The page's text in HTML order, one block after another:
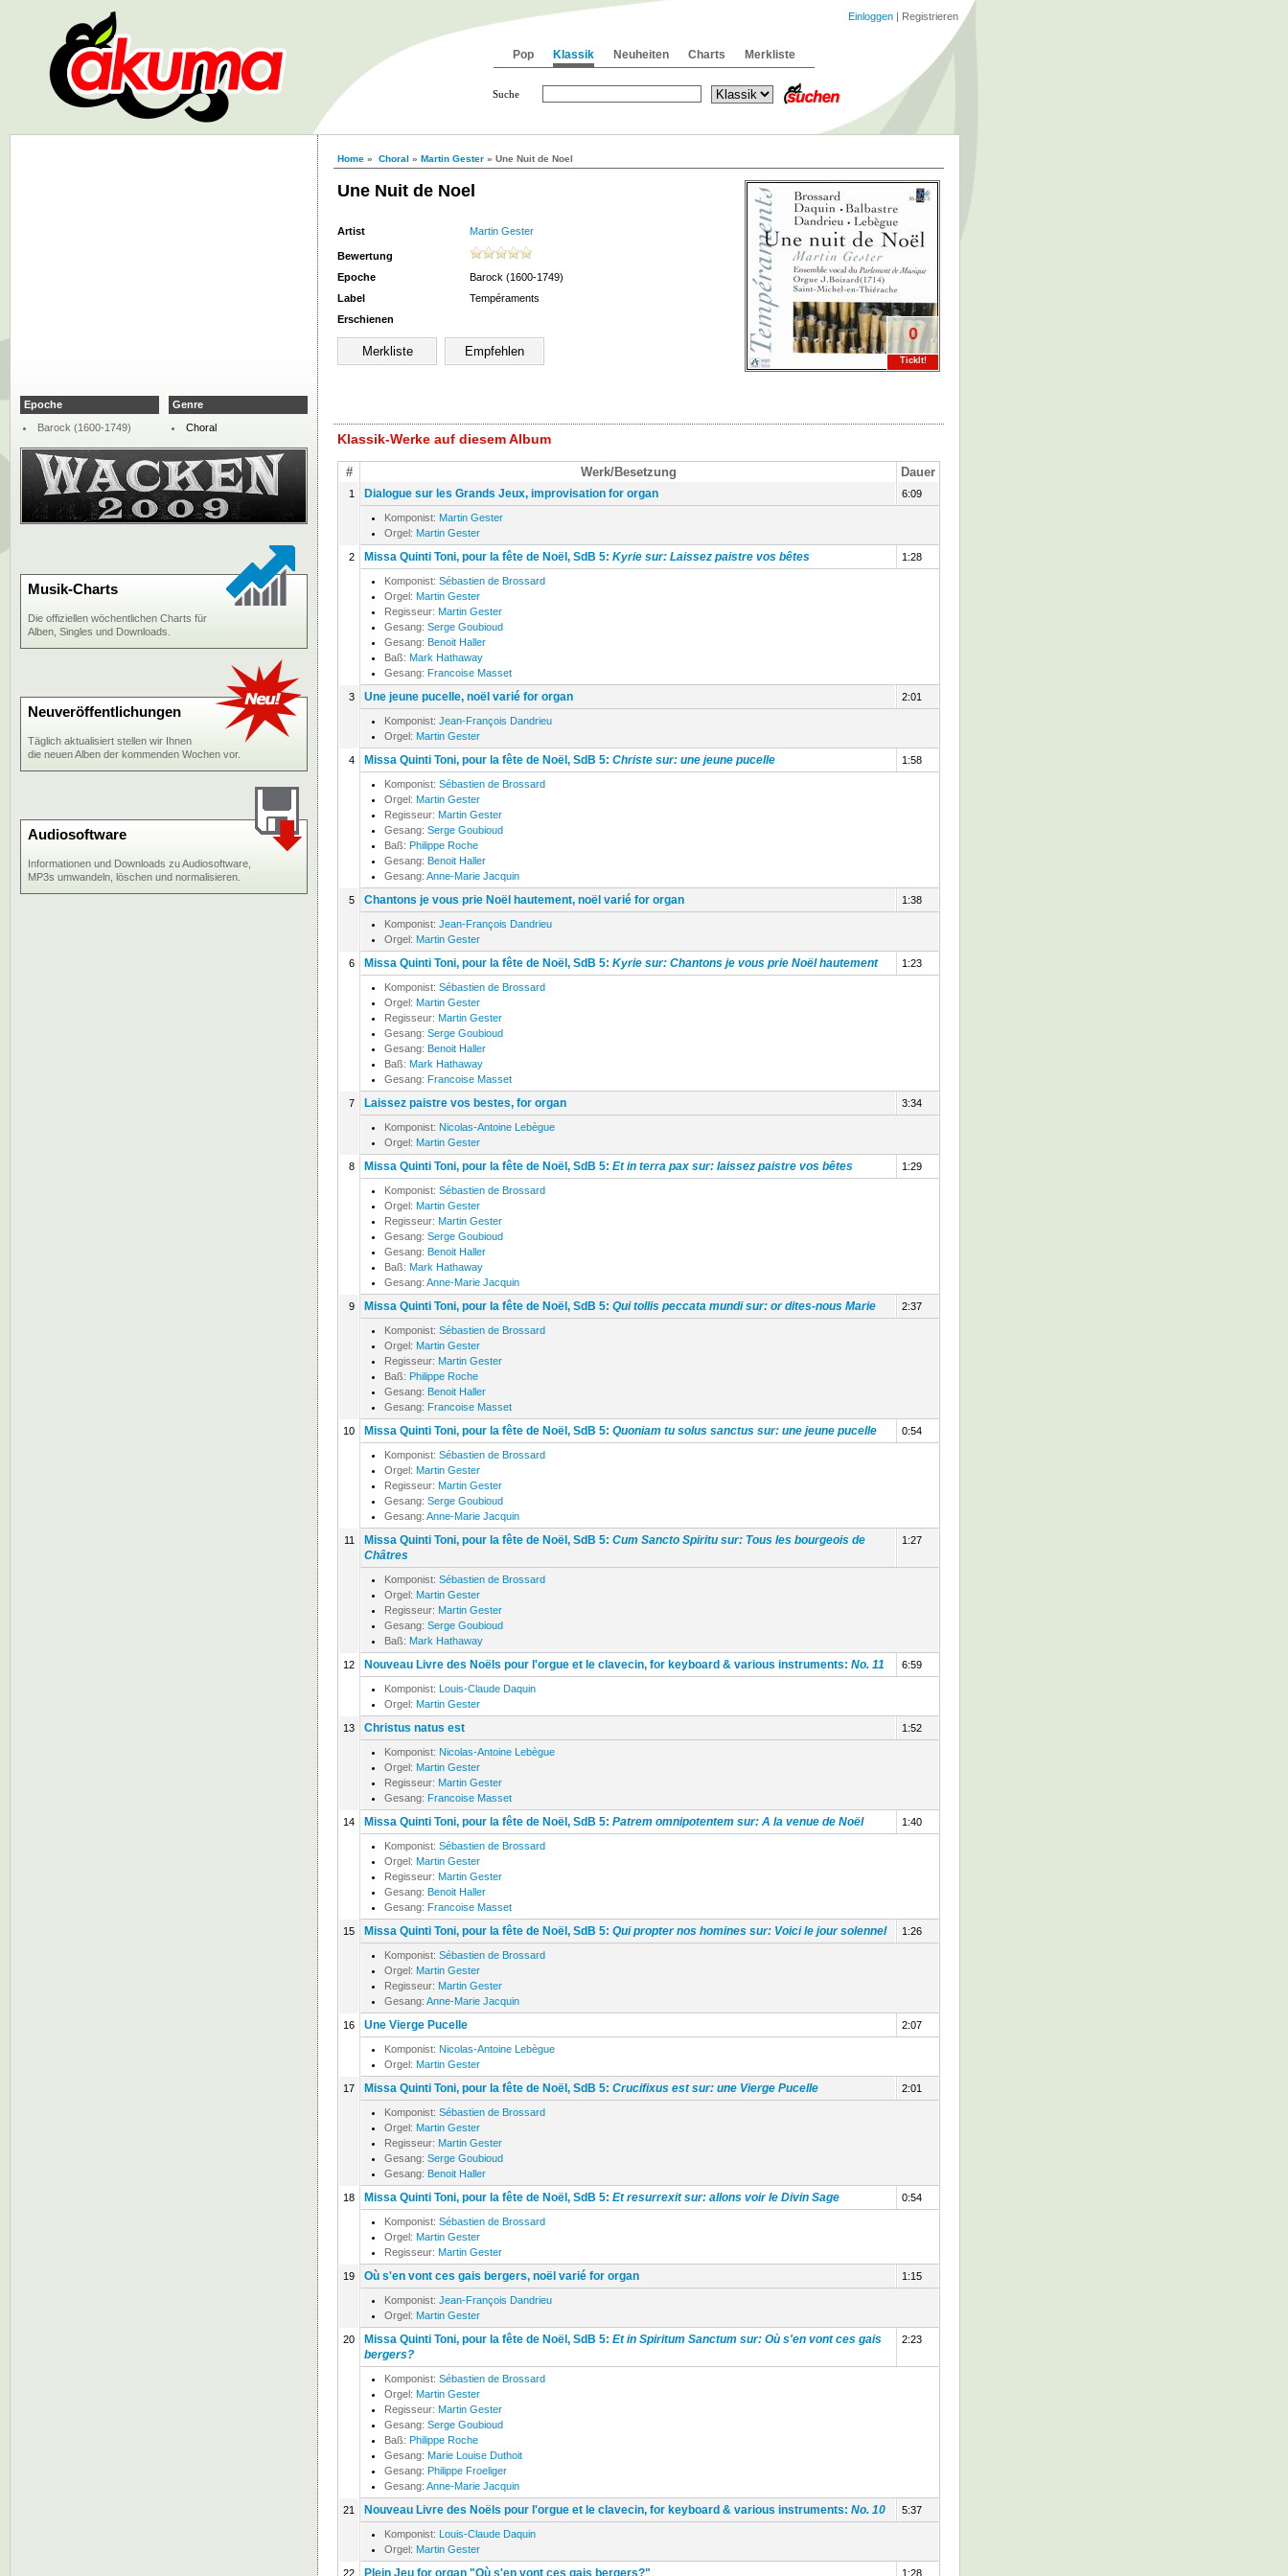
Home » Choral » Martin Gester » Une Nuit de Noel
Une Nuit de Noel
0
TickIt!
Artist Martin Gester
Bewertung
Epoche
Barock (1600-1749)
Label
Tempéraments
Erschienen
Klassik-Werke auf diesem Album
# Werk/Besetzung Dauer
1 Dialogue sur les Grands Jeux, improvisation for organ 6:09
Komponist: Martin Gester
Orgel: Martin Gester
2 Missa Quinti Toni, pour la fête de Noël, SdB 5: Kyrie sur: Laissez paistre vos bêtes 1:28
Komponist: Sébastien de Brossard
Orgel: Martin Gester
Regisseur: Martin Gester
Gesang: Serge Goubioud
Gesang: Benoit Haller
Baß: Mark Hathaway
Gesang: Francoise Masset
3 Une jeune pucelle, noël varié for organ 2:01
Komponist: Jean-François Dandrieu
Orgel: Martin Gester
4 Missa Quinti Toni, pour la fête de Noël, SdB 5: Christe sur: une jeune pucelle 1:58
Komponist: Sébastien de Brossard
Orgel: Martin Gester
Regisseur: Martin Gester
Gesang: Serge Goubioud
Baß: Philippe Roche
Gesang: Benoit Haller
Gesang: Anne-Marie Jacquin
5 Chantons je vous prie Noël hautement, noël varié for organ 1:38
Komponist: Jean-François Dandrieu
Orgel: Martin Gester
6 Missa Quinti Toni, pour la fête de Noël, SdB 5: Kyrie sur: Chantons je vous prie Noël hautement 1:23
Komponist: Sébastien de Brossard
Orgel: Martin Gester
Regisseur: Martin Gester
Gesang: Serge Goubioud
Gesang: Benoit Haller
Baß: Mark Hathaway
Gesang: Francoise Masset
7 Laissez paistre vos bestes, for organ 3:34
Komponist: Nicolas-Antoine Lebègue
Orgel: Martin Gester
8 Missa Quinti Toni, pour la fête de Noël, SdB 5: Et in terra pax sur: laissez paistre vos bêtes 1:29
Komponist: Sébastien de Brossard
Orgel: Martin Gester
Regisseur: Martin Gester
Gesang: Serge Goubioud
Gesang: Benoit Haller
Baß: Mark Hathaway
Gesang: Anne-Marie Jacquin
9 Missa Quinti Toni, pour la fête de Noël, SdB 5: Qui tollis peccata mundi sur: or dites-nous Marie 2:37
Komponist: Sébastien de Brossard
Orgel: Martin Gester
Regisseur: Martin Gester
Baß: Philippe Roche
Gesang: Benoit Haller
Gesang: Francoise Masset
10 Missa Quinti Toni, pour la fête de Noël, SdB 5: Quoniam tu solus sanctus sur: une jeune pucelle 0:54
Komponist: Sébastien de Brossard
Orgel: Martin Gester
Regisseur: Martin Gester
Gesang: Serge Goubioud
Gesang: Anne-Marie Jacquin
11 Missa Quinti Toni, pour la fête de Noël, SdB 5: Cum Sancto Spiritu sur: Tous les bourgeois de
Châtres
1:27
Komponist: Sébastien de Brossard
Orgel: Martin Gester
Regisseur: Martin Gester
Gesang: Serge Goubioud
Baß: Mark Hathaway
12 Nouveau Livre des Noëls pour l'orgue et le clavecin, for keyboard & various instruments: No. 11 6:59
Komponist: Louis-Claude Daquin
Orgel: Martin Gester
13 Christus natus est 1:52
Komponist: Nicolas-Antoine Lebègue
Orgel: Martin Gester
Regisseur: Martin Gester
Gesang: Francoise Masset
14 Missa Quinti Toni, pour la fête de Noël, SdB 5: Patrem omnipotentem sur: A la venue de Noël 1:40
Komponist: Sébastien de Brossard
Orgel: Martin Gester
Regisseur: Martin Gester
Gesang: Benoit Haller
Gesang: Francoise Masset
15 Missa Quinti Toni, pour la fête de Noël, SdB 5: Qui propter nos homines sur: Voici le jour solennel 1:26
Komponist: Sébastien de Brossard
Orgel: Martin Gester
Regisseur: Martin Gester
Gesang: Anne-Marie Jacquin
16 Une Vierge Pucelle 2:07
Komponist: Nicolas-Antoine Lebègue
Orgel: Martin Gester
17 Missa Quinti Toni, pour la fête de Noël, SdB 5: Crucifixus est sur: une Vierge Pucelle 2:01
Komponist: Sébastien de Brossard
Orgel: Martin Gester
Regisseur: Martin Gester
Gesang: Serge Goubioud
Gesang: Benoit Haller
18 Missa Quinti Toni, pour la fête de Noël, SdB 5: Et resurrexit sur: allons voir le Divin Sage 0:54
Komponist: Sébastien de Brossard
Orgel: Martin Gester
Regisseur: Martin Gester
19 Où s'en vont ces gais bergers, noël varié for organ 1:15
Komponist: Jean-François Dandrieu
Orgel: Martin Gester
20 Missa Quinti Toni, pour la fête de Noël, SdB 5: Et in Spiritum Sanctum sur: Où s'en vont ces gais
bergers?
2:23
Komponist: Sébastien de Brossard
Orgel: Martin Gester
Regisseur: Martin Gester
Gesang: Serge Goubioud
Baß: Philippe Roche
Gesang: Marie Louise Duthoit
Gesang: Philippe Froeliger
Gesang: Anne-Marie Jacquin
21 Nouveau Livre des Noëls pour l'orgue et le clavecin, for keyboard & various instruments: No. 10 5:37
Komponist: Louis-Claude Daquin
Orgel: Martin Gester
22 Plein Jeu for organ "Où s'en vont ces gais bergers?" 1:28
Epoche
Barock (1600-1749)
Genre
Choral
Musik-Charts
Die offiziellen wöchentlichen Charts für
Alben, Singles und Downloads.
Neuveröffentlichungen
Täglich aktualisiert stellen wir Ihnen
die neuen Alben der kommenden Wochen vor.
Audiosoftware
Informationen und Downloads zu Audiosoftware,
MP3s umwandeln, löschen und normalisieren.
Pop Klassik Neuheiten Charts Merkliste
Einloggen | Registrieren
Suche